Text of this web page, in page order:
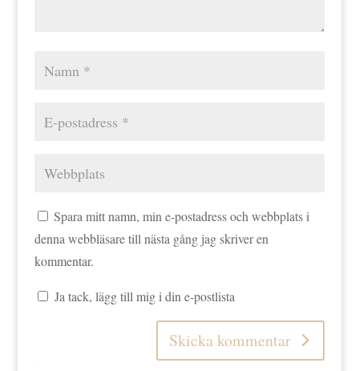
Spara mitt namn, min e-postadress och webbplats i
denna webbläsare till nästa gång jag skriver en
kommentar.
Ja tack, lägg till mig i din e-postlista
Skicka kommentar